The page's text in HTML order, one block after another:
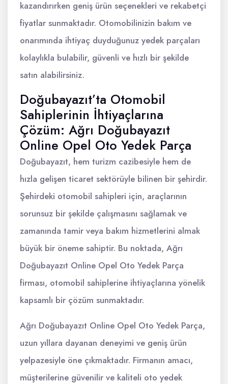
kazandırırken geniş ürün seçenekleri ve rekabetçi
fiyatlar sunmaktadır. Otomobilinizin bakım ve
onarımında ihtiyaç duyduğunuz yedek parçaları
kolaylıkla bulabilir, güvenli ve hızlı bir şekilde
satın alabilirsiniz.
Doğubayazıt’ta Otomobil
Sahiplerinin İhtiyaçlarına
Çözüm: Ağrı Doğubayazıt
Online Opel Oto Yedek Parça
Doğubayazıt, hem turizm cazibesiyle hem de
hızla gelişen ticaret sektörüyle bilinen bir şehirdir.
Şehirdeki otomobil sahipleri için, araçlarının
sorunsuz bir şekilde çalışmasını sağlamak ve
zamanında tamir veya bakım hizmetlerini almak
büyük bir öneme sahiptir. Bu noktada, Ağrı
Doğubayazıt Online Opel Oto Yedek Parça
firması, otomobil sahiplerine ihtiyaçlarına yönelik
kapsamlı bir çözüm sunmaktadır.
Ağrı Doğubayazıt Online Opel Oto Yedek Parça,
uzun yıllara dayanan deneyimi ve geniş ürün
yelpazesiyle öne çıkmaktadır. Firmanın amacı,
müşterilerine güvenilir ve kaliteli oto yedek